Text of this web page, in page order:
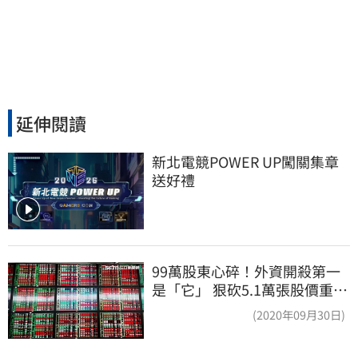
延伸閱讀
新北電競POWER UP闖關集章
送好禮
99萬股東心碎！外資開殺第一
是「它」 狠砍5.1萬張股價重挫
(2020年09月30日)